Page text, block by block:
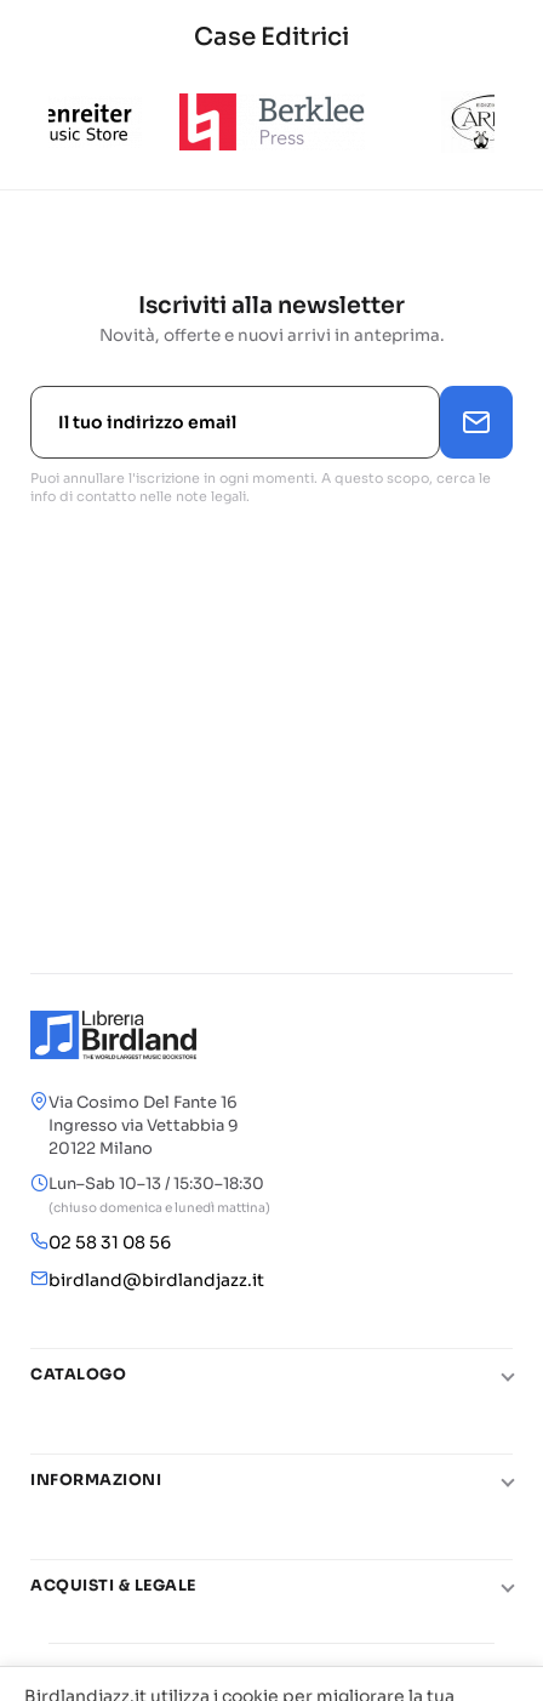
Case Editrici
Iscriviti alla newsletter
Novità, offerte e nuovi arrivi in anteprima.
Puoi annullare l'iscrizione in ogni momenti. A questo scopo, cerca le
info di contatto nelle note legali.
Via Cosimo Del Fante 16
Ingresso via Vettabbia 9
20122 Milano
Lun–Sab 10–13 / 15:30–18:30
(chiuso domenica e lunedì mattina)
02 58 31 08 56
birdland@birdlandjazz.it
CATALOGO
Chitarra
Basi play-along
Offerte
INFORMAZIONI
Carta del Docente
ACQUISTI & LEGALE
Birdlandjazz.it utilizza i cookie per migliorare la tua